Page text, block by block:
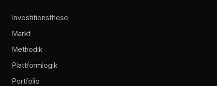
Investitionsthese
Markt
Methodik
Plattformlogik
Portfolio